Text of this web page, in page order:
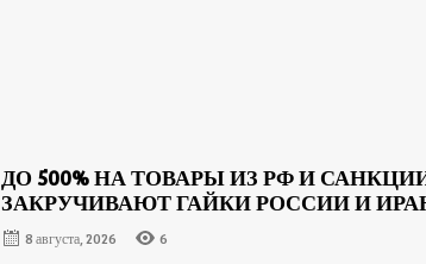
ДО 500% НА ТОВАРЫ ИЗ РФ И
ЗАКРУЧИВАЮТ ГАЙКИ РОССИИ И
8 августа, 2026 6